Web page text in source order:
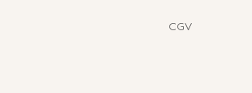
CGV